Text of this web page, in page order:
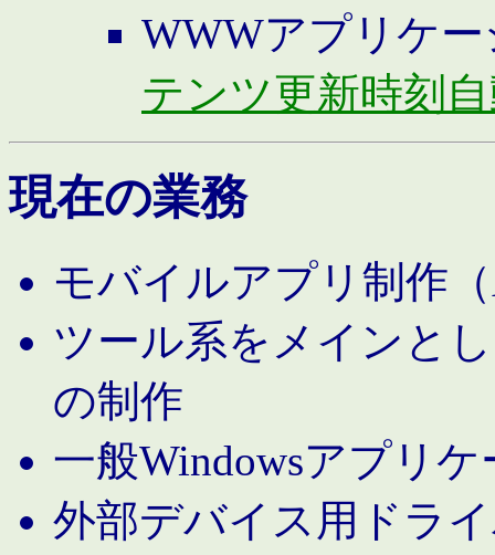
WWWアプリケ
テンツ更新時刻
現在の業務
モバイルアプリ制作
ツール系をメインと
の制作
一般Windowsアプリ
外部デバイス用ドラ